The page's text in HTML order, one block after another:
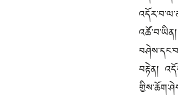
བརྟེན།